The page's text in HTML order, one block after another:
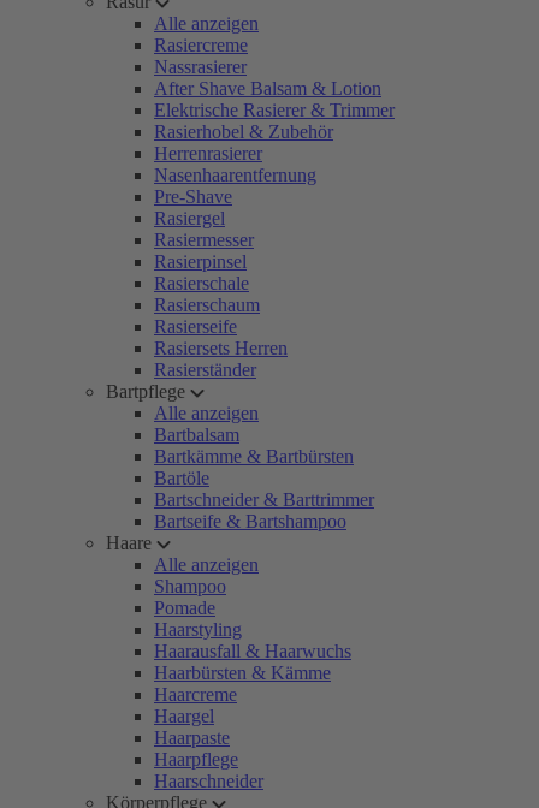
Alle anzeigen
Rasiercreme
Nassrasierer
After Shave Balsam & Lotion
Elektrische Rasierer & Trimmer
Rasierhobel & Zubehör
Herrenrasierer
Nasenhaarentfernung
Pre-Shave
Rasiergel
Rasiermesser
Rasierpinsel
Rasierschale
Rasierschaum
Rasierseife
Rasiersets Herren
Rasierständer
Bartpflege
Alle anzeigen
Bartbalsam
Bartkämme & Bartbürsten
Bartöle
Bartschneider & Barttrimmer
Bartseife & Bartshampoo
Haare
Alle anzeigen
Shampoo
Pomade
Haarstyling
Haarausfall & Haarwuchs
Haarbürsten & Kämme
Haarcreme
Haargel
Haarpaste
Haarpflege
Haarschneider
Körperpflege